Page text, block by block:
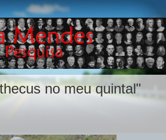
no meu quintal"